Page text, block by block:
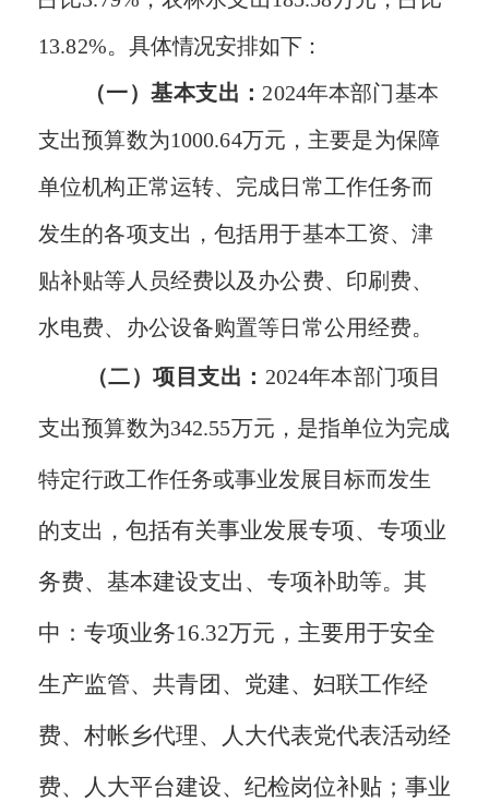
13.82%。 具体情况安排如下：
（一）基本支出 ： 2024年本部门基本
支出预算数为1000.64万元，主要是为保障
单位机构正常运转、完成日常工作任务而
发生的各项支出，包括用于基本工资、津
贴补贴等人员经费以及办公费、印刷费、
水电费、办公设备购置等日常公用经费。
（二）项目支出： 2024年本部门项目
支出预算数为342.55万元， 是指单位为完成
特定行政工作任务或事业发展目标而发生
的支出 ， 包括有关事业发展专项、专项业
务费、基本建设支出、专项补助等。 其
中：专项业务16.32万元，主要用于安全
生产监管、共青团、党建、妇联工作经
费、 村帐乡代理、
人大代表党代表活动经
费、
人大平台建设、纪检岗位补贴；事业